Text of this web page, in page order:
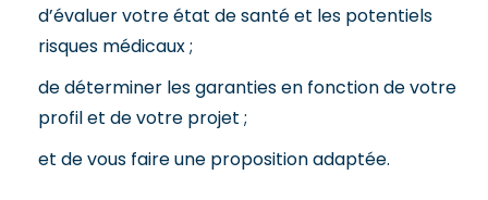
d’évaluer votre état de santé et les potentiels
risques médicaux ;
de déterminer les garanties en fonction de votre
profil et de votre projet ;
et de vous faire une proposition adaptée.